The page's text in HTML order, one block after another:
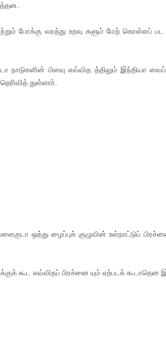
போக்கு வரத்து உறவு களும் மேற் கொள்ளப்
நாடுகளின் பிளவு எவ்வித த்திலும் இந்தியா
துள்ளார்.
ஒத்து ழைப்புக் குழுவின் உள்நாட்டுப்
கூட எவ்விதப் பிரச்னை யும் ஏற்படக் கூடாதென